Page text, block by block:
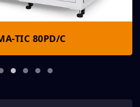
TIC 80PD/C